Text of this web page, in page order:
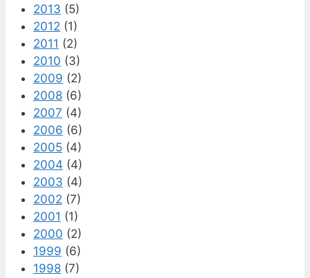
2013 (5)
2012 (1)
2011 (2)
2010 (3)
2009 (2)
2008 (6)
2007 (4)
2006 (6)
2005 (4)
2004 (4)
2003 (4)
2002 (7)
2001 (1)
2000 (2)
1999 (6)
1998 (7)